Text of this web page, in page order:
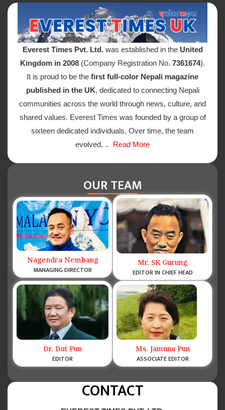
Everest Times Pvt. Ltd. was established in the United
Kingdom in 2008 (Company Registration No. 7361674).
It is proud to be the first full-color Nepali magazine
published in the UK, dedicated to connecting Nepali
communities across the world through news, culture, and
shared values. Everest Times was founded by a group of
sixteen dedicated individuals. Over time, the team
evolved, .. Read More
OUR TEAM
Nagendra Nembang
MANAGING DIRECTOR
Mr. SK Gurung
EDITOR IN CHIEF HEAD
Dr. Dut Pun
EDITOR
Ms. Jamuna Pun
ASSOCIATE EDITOR
CONTACT